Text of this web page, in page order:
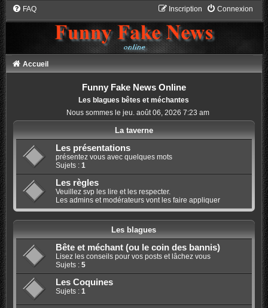
FAQ Connexion
Inscription
Accueil
Funny Fake News Online
Les blagues bêtes et méchantes
Nous sommes le jeu. août 06, 2026 7:23 am
La taverne
Les présentations
présentez vous avec quelques mots
Sujets : 1
Les règles
Veuillez svp les lire et les respecter.
Les admins et modérateurs vont les faire appliquer
Les blagues
Bête et méchant (ou le coin des bannis)
Lisez les conseils pour vos posts et lâchez vous
Sujets : 5
Les Coquines
Sujets : 1